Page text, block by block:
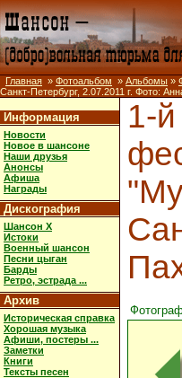
Главная » Фотоальбом » Альбомы »
Санкт-Петербург, 2.07.2011 г. Фото:
Информация
Новости
Новое в шансоне
Наши друзья
Анонсы
Афиша
Награды
Дискография
Шансон X
Истоки
Военный шансон
Песни цыган
Барды
Ретро, эстрада ...
Архив
Историческая справка
Хорошая музыка
Афиши, постеры ...
Заметки
Книги
Тексты песен
1-